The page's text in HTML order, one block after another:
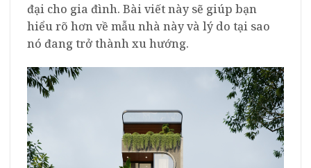
đại cho gia đình. Bài viết này sẽ giúp bạn
hiểu rõ hơn về mẫu nhà này và lý do tại sao
nó đang trở thành xu hướng.